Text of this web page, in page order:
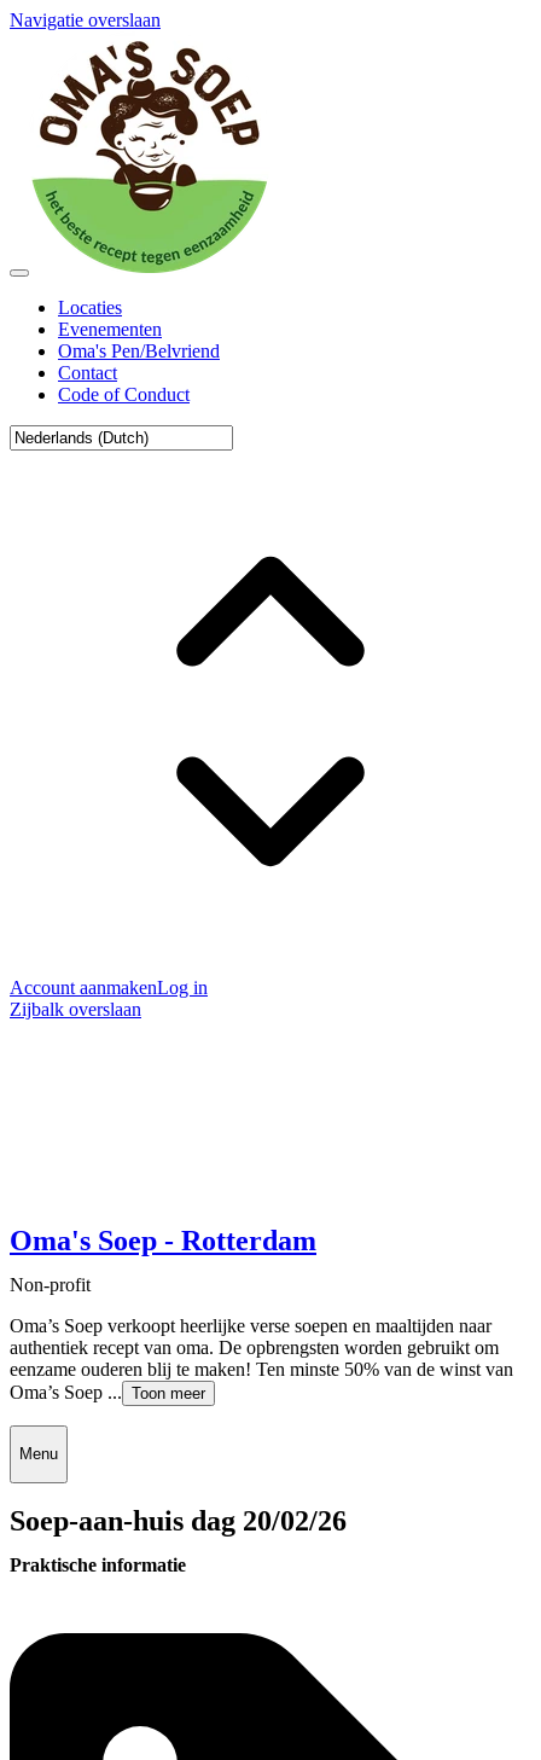
Navigatie overslaan
Locaties
Evenementen
Oma's Pen/Belvriend
Contact
Code of Conduct
Account aanmakenLog in
Zijbalk overslaan
Oma's Soep - Rotterdam
Non-profit
Oma’s Soep verkoopt heerlijke verse soepen en maaltijden naar
authentiek recept van oma. De opbrengsten worden gebruikt om
eenzame ouderen blij te maken! Ten minste 50% van de winst van
Oma’s Soep ... Toon meer
Menu
Soep-aan-huis dag 20/02/26
Praktische informatie